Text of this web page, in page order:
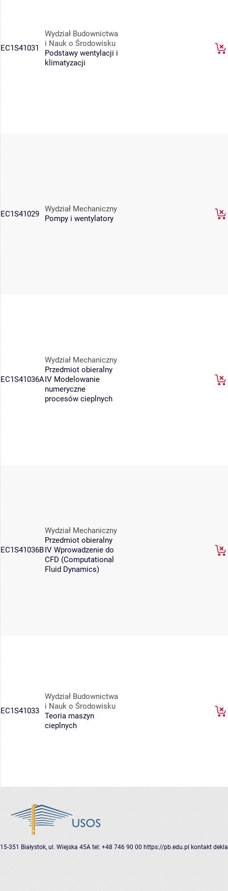
EC1S41031
Wydział Budownictwa
i Nauk o Środowisku
Podstawy wentylacji i
klimatyzacji
EC1S41029
Wydział Mechaniczny
Pompy i wentylatory
EC1S41036A
Wydział Mechaniczny
Przedmiot obieralny
IV Modelowanie
numeryczne
procesów cieplnych
EC1S41036B
Wydział Mechaniczny
Przedmiot obieralny
IV Wprowadzenie do
CFD (Computational
Fluid Dynamics)
EC1S41033
Wydział Budownictwa
i Nauk o Środowisku
Teoria maszyn
cieplnych
15-351 Białystok, ul. Wiejska 45A tel: +48 746 90 00 https://pb.edu.pl kontakt